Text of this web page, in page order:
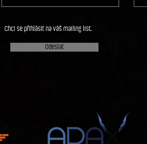
Chci se přihlásit na váš mailing list.
Odeslat